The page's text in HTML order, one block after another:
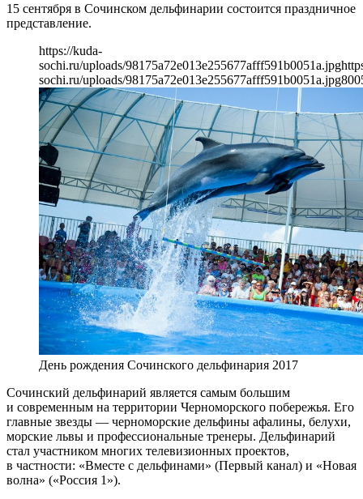
15 сентября в Сочинском дельфинарии состоится праздничное
представление.
https://kuda-
sochi.ru/uploads/98175a72e013e255677afff591b0051a.jpg
sochi.ru/uploads/98175a72e013e255677afff591b0051a.jpg800
День рождения Сочинского дельфинария 2017
Сочинский дельфинарий является самым большим
и современным на территории Черноморского побережья. Его
главные звезды — черноморские дельфины афалины, белухи,
морские львы и профессиональные тренеры. Дельфинарий
стал участником многих телевизионных проектов,
в частности: «Вместе с дельфинами» (Первый канал) и «Новая
волна» («Россия 1»).